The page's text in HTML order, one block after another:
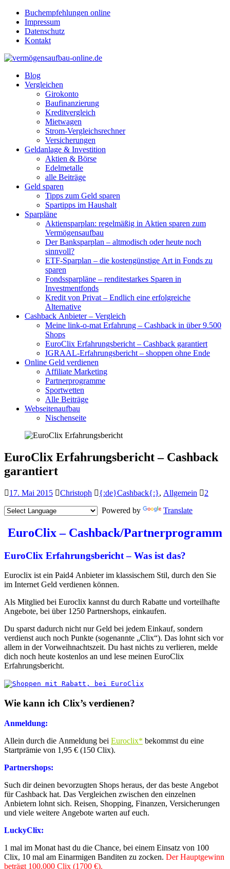
Buchempfehlungen online
Impressum
Datenschutz
Kontakt
Blog
Vergleichen
Girokonto
Baufinanzierung
Kreditvergleich
Mietwagen
Strom-Vergleichsrechner
Versicherungen
Geldanlage & Investition
Aktien & Börse
Edelmetalle
alle Beiträge
Geld sparen
Tipps zum Geld sparen
Spartipps im Haushalt
Sparpläne
Aktiensparplan: regelmäßig in Aktien sparen zum
Vermögensaufbau
Der Banksparplan – altmodisch oder heute noch
sinnvoll?
ETF-Sparplan – die kostengünstige Art in Fonds zu
sparen
Fondssparpläne – renditestarkes Sparen in
Investmentfonds
Kredit von Privat – Endlich eine erfolgreiche
Alternative
Cashback Anbieter – Vergleich
Meine link-o-mat Erfahrung – Cashback in über 9.500
Shops
EuroClix Erfahrungsbericht – Cashback garantiert
IGRAAL-Erfahrungsbericht – shoppen ohne Ende
Online Geld verdienen
Affiliate Marketing
Partnerprogramme
Sportwetten
Alle Beiträge
Webseitenaufbau
Nischenseite
EuroClix Erfahrungsbericht – Cashback
garantiert
17. Mai 2015 Christoph {:de}Cashback{:}, Allgemein
2
Powered by
Translate
EuroClix – Cashback/Partnerprogramm
EuroClix Erfahrungsbericht – Was ist das?
Euroclix ist ein Paid4 Anbieter im klassischem Stil, durch den Sie
im Internet Geld verdienen können.
Als Mitglied bei Euroclix kannst du durch Rabatte und vorteilhafte
Angebote, bei über 1250 Partnershops, einkaufen.
Du sparst dadurch nicht nur Geld bei jedem Einkauf, sondern
verdienst auch noch Punkte (sogenannte „Clix“). Das lohnt sich vor
allem in der Vorweihnachtszeit. Du hast nichts zu verlieren, melde
dich noch heute kostenlos an und lese meinen EuroClix
Erfahrungsbericht.
Wie kann ich Clix’s verdienen?
Anmeldung:
Allein durch die Anmeldung bei Euroclix* bekommst du eine
Startprämie von 1,95 € (150 Clix).
Partnershops:
Such dir deinen bevorzugten Shops heraus, der das beste Angebot
für Cashback hat. Das Vergleichen zwischen den einzelnen
Anbietern lohnt sich. Reisen, Shopping, Finanzen, Versicherungen
und viele weitere Angebote warten auf euch.
LuckyClix:
1 mal im Monat hast du die Chance, bei einem Einsatz von 100
Clix, 10 mal am Einarmigen Banditen zu zocken. Der Hauptgewinn
beträgt 100.000 Clix (1700 €).